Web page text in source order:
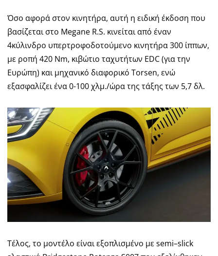
Όσο αφορά στον κινητήρα, αυτή η ειδική έκδοση που
βασίζεται στο Megane R.S. κινείται από έναν
4κύλινδρο υπερτροφοδοτούμενο κινητήρα 300 ίππων,
με ροπή 420 Nm, κιβώτιο ταχυτήτων EDC (για την
Ευρώπη) και μηχανικό διαφορικό Torsen, ενώ
εξασφαλίζει ένα 0-100 χλμ./ώρα της τάξης των 5,7 δλ.
Τέλος, το μοντέλο είναι εξοπλισμένο με semi–slick